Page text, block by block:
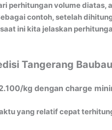
perhitungan volume diatas,
contoh, setelah
ini kita jelaskan
Tangerang Baubau
kg dengan charge
yang relatif cepat